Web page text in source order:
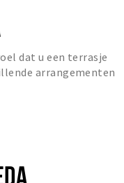
dat u een terrasje
arrangementen